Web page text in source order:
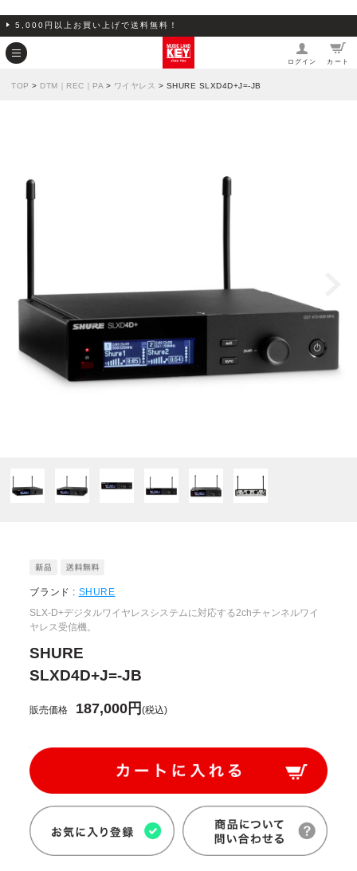
5,000円以上お買い上げで送料無料！
ログイン カート
TOP > DTM｜REC｜PA > ワイヤレス > SHURE SLXD4D+J=-JB
ブランド : SHURE
SLX-D+デジタルワイヤレスシステムに対応する2chチャンネルワイ
ヤレス受信機。
SHURE
SLXD4D+J=-JB
販売価格 187,000円(税込)